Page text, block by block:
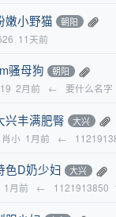
嫩小野猫 朝阳
11天前
骚母狗 朝阳
2月前 ← 要什么名字
兴丰满肥臀 大兴
小 1月前 ←
色D奶少妇 大兴
1月前 ← 1121913850